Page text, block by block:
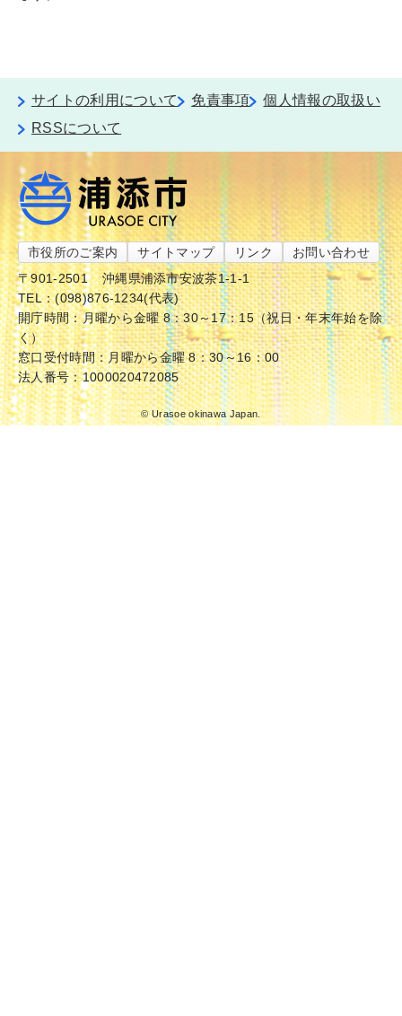
サイトの利用について 免責事項
個人情報の取扱い
RSSについて
市役所のご案内 サイトマップ リンク
お問い合わせ
〒901-2501
沖縄県浦添市安波茶1-1-1
TEL：(098)876-1234(代表)
開庁時間：月曜から金曜 8：30～17：15（祝日・年末年始を除
く）
窓口受付時間：月曜から金曜 8：30～16：00
法人番号：1000020472085
© Urasoe okinawa Japan.